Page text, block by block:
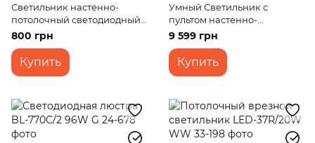
Светильник настенно-
потолочный светодиодный
накладной W-604/24W CW
800 грн
Купить
Умный Светильник с
пультом настенно-
потолочный WBL-29C/450W
9 599 грн
Купить